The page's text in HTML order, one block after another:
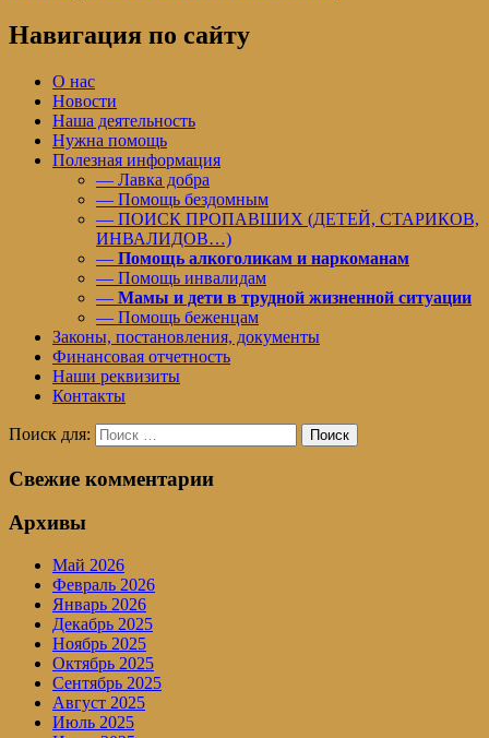
Навигация по сайту
О нас
Новости
Наша деятельность
Нужна помощь
Полезная информация
— Лавка добра
— Помощь бездомным
— ПОИСК ПРОПАВШИХ (ДЕТЕЙ, СТАРИКОВ,
ИНВАЛИДОВ…)
— Помощь алкоголикам и наркоманам
— Помощь инвалидам
— Мамы и дети в трудной жизненной ситуации
— Помощь беженцам
Законы, постановления, документы
Финансовая отчетность
Наши реквизиты
Контакты
Поиск для: Поиск
Свежие комментарии
Архивы
Май 2026
Февраль 2026
Январь 2026
Декабрь 2025
Ноябрь 2025
Октябрь 2025
Сентябрь 2025
Август 2025
Июль 2025